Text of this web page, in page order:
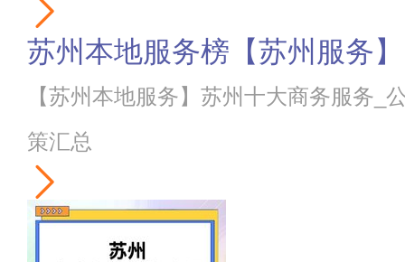
苏州本地服务榜【苏州服务】
【苏州本地服务】苏州十大商务服务_
策汇总